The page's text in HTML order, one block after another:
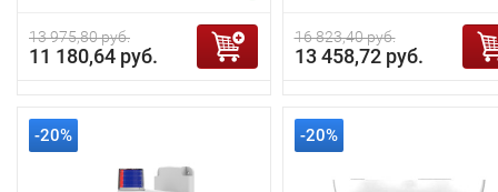
13 975,80 руб.
11 180,64 руб.
16 823,40 руб.
13 458,72 руб.
-20% -20%